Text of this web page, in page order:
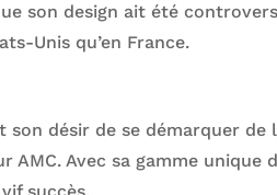
son design ait été
Unis qu’en France.
désir de se démarquer de
Avec sa gamme unique